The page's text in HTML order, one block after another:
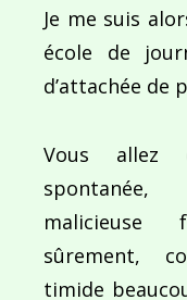
Je me suis
école de
d’attachée de
Vous allez
spontanée,
malicieuse
sûrement,
timide